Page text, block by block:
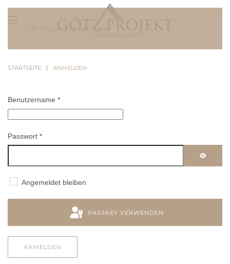
Zum Hauptinhalt springen
STARTSEITE ANMELDEN
Benutzername *
Passwort *
Angemeldet bleiben
PASSKEY VERWENDEN
ANMELDEN